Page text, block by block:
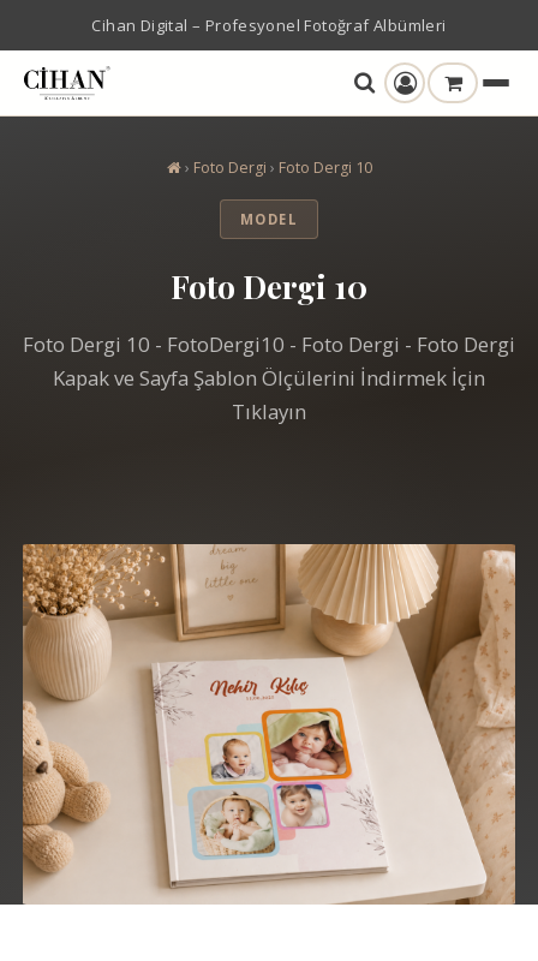
Cihan Digital – Profesyonel Fotoğraf Albümleri
› Foto Dergi › Foto Dergi 10
MODEL
Foto Dergi 10
Foto Dergi 10 - FotoDergi10 - Foto Dergi - Foto Dergi
Kapak ve Sayfa Şablon Ölçülerini İndirmek İçin
Tıklayın